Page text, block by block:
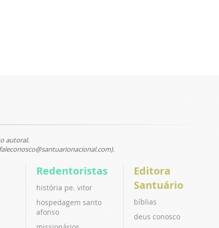
autoral.
Redentoristas
história pe. vitor
hospedagem santo
afonso
Editora
Santuário
bíblias
deus conosco